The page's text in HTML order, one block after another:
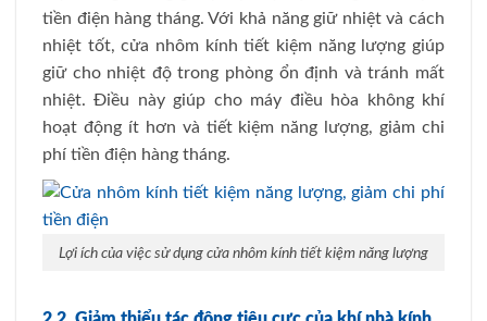
tiền điện hàng tháng. Với khả năng giữ nhiệt và cách
nhiệt tốt, cửa nhôm kính tiết kiệm năng lượng giúp
giữ cho nhiệt độ trong phòng ổn định và tránh mất
nhiệt. Điều này giúp cho máy điều hòa không khí
hoạt động ít hơn và tiết kiệm năng lượng, giảm chi
phí tiền điện hàng tháng.
Lợi ích của việc sử dụng cửa nhôm kính tiết kiệm năng lượng